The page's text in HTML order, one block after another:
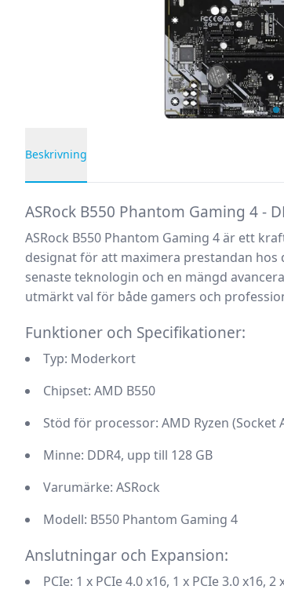
Beskrivning
ASRock B550 Phantom Gaming 4 -
ASRock B550 Phantom Gaming 4 är ett
designat för att maximera prestandan hos
senaste teknologin och en mängd
utmärkt val för både gamers och
Funktioner och Specifikationer:
Typ: Moderkort
Chipset: AMD B550
Stöd för processor: AMD Ryzen (Socket
Minne: DDR4, upp till 128 GB
Varumärke: ASRock
Modell: B550 Phantom Gaming 4
Anslutningar och Expansion:
PCIe: 1 x PCIe 4.0 x16, 1 x PCIe 3.0 x16, 2